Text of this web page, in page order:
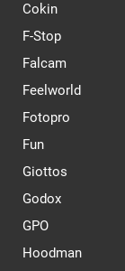
Cokin
F-Stop
Falcam
Feelworld
Fotopro
Fun
Giottos
Godox
GPO
Hoodman